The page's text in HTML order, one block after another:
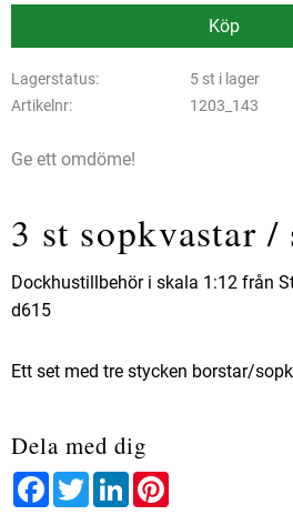
Köp
Lagerstatus
5 st i lager
Artikelnr
1203_143
Ge ett omdöme!
3 st sopkvastar /
Dockhustillbehör i skala 1:12 från
d615
Ett set med tre stycken borstar/
Dela med dig
FacebookTwitterLinkedIn